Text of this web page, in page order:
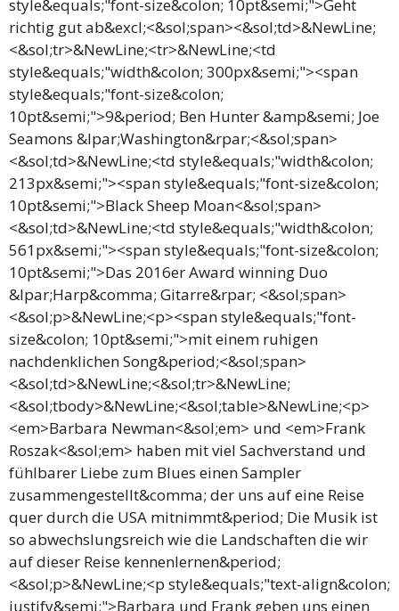
style&equals;"font-size&colon; 10pt&semi;">Geht
richtig gut ab&excl;<&sol;span><&sol;td>&NewLine;
<&sol;tr>&NewLine;<tr>&NewLine;<td
style&equals;"width&colon; 300px&semi;"><span
style&equals;"font-size&colon;
10pt&semi;">9&period; Ben Hunter &amp&semi; Joe
Seamons &lpar;Washington&rpar;<&sol;span>
<&sol;td>&NewLine;<td style&equals;"width&colon;
213px&semi;"><span style&equals;"font-size&colon;
10pt&semi;">Black Sheep Moan<&sol;span>
<&sol;td>&NewLine;<td style&equals;"width&colon;
561px&semi;"><span style&equals;"font-size&colon;
10pt&semi;">Das 2016er Award winning Duo
&lpar;Harp&comma; Gitarre&rpar; <&sol;span>
<&sol;p>&NewLine;<p><span style&equals;"font-
size&colon; 10pt&semi;">mit einem ruhigen
nachdenklichen Song&period;<&sol;span>
<&sol;td>&NewLine;<&sol;tr>&NewLine;
<&sol;tbody>&NewLine;<&sol;table>&NewLine;<p>
<em>Barbara Newman<&sol;em> und <em>Frank
Roszak<&sol;em> haben mit viel Sachverstand und
fühlbarer Liebe zum Blues einen Sampler
zusammengestellt&comma; der uns auf eine Reise
quer durch die USA mitnimmt&period; Die Musik ist
so abwechslungsreich wie die Landschaften die wir
auf dieser Reise kennenlernen&period;
<&sol;p>&NewLine;<p style&equals;"text-align&colon;
justify&semi;">Barbara und Frank geben uns einen